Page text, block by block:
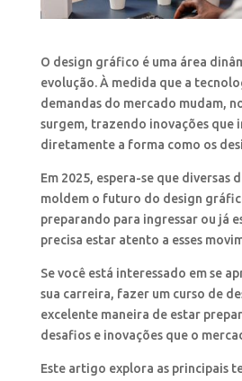
O design gráfico é uma área
evolução. À medida que a
demandas do mercado mudam,
surgem, trazendo inovações que
diretamente a forma como os
Em 2025, espera-se que diversas
moldem o futuro do design
preparando para ingressar ou já
precisa estar atento a esses
Se você está interessado em se
sua carreira, fazer um curso de
excelente maneira de estar
desafios e inovações que o
Este artigo explora as principais